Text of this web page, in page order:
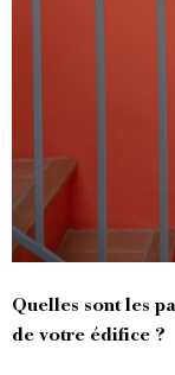
Quelles sont les
de votre édifice ?